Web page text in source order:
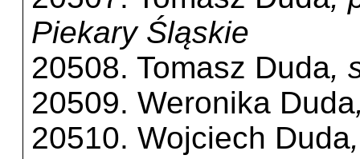
Piekary Śląskie
20508. Tomasz Duda,
20509. Weronika Duda
20510. Wojciech Duda